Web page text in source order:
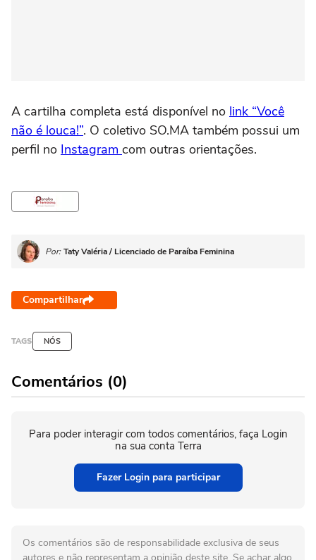
A cartilha completa está disponível no link “Você
não é louca!”. O coletivo SO.MA também possui um
perfil no Instagram com outras orientações.
Por: Taty Valéria / Licenciado de Paraíba Feminina
Compartilhar
TAGS NÓS
Comentários (0)
Para poder interagir com todos comentários, faça Login
na sua conta Terra
Fazer Login para participar
Os comentários são de responsabilidade exclusiva de seus